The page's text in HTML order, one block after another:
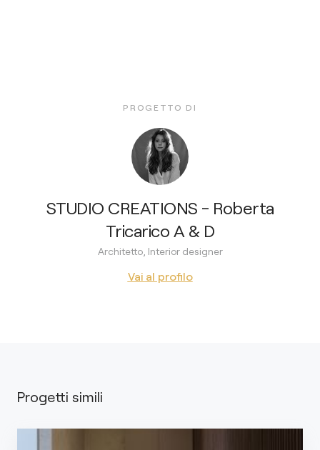
PROGETTO DI
STUDIO CREATIONS - Roberta
Tricarico A & D
Architetto, Interior designer
Vai al profilo
Progetti simili